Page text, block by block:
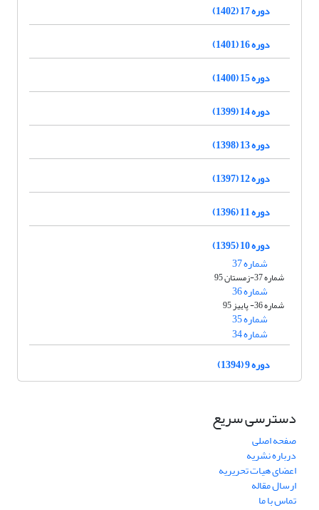
دوره 17 (1402)
دوره 16 (1401)
دوره 15 (1400)
دوره 14 (1399)
دوره 13 (1398)
دوره 12 (1397)
دوره 11 (1396)
دوره 10 (1395)
شماره 37
شماره 37-زمستان 95
شماره 36
شماره 36- پاییز 95
شماره 35
شماره 34
دوره 9 (1394)
دسترسی سریع
صفحه اصلی
درباره نشریه
اعضای هیات تحریریه
ارسال مقاله
تماس با ما